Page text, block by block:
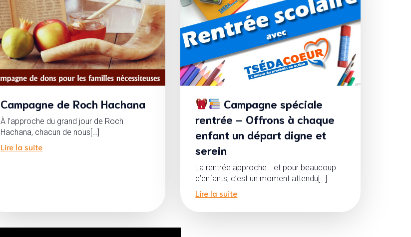
Campagne de Roch Hachana
À l’approche du grand jour de Roch
Hachana, chacun de nous[…]
Lire la suite
Campagne spéciale
rentrée – Offrons à chaque
enfant un départ digne et
serein
La rentrée approche… et pour beaucoup
d’enfants, c’est un moment attendu[…]
Lire la suite